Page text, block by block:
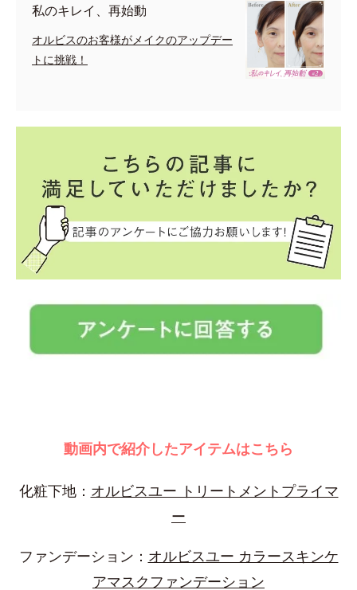
私のキレイ、再始動
オルビスのお客様がメイクのアップデー
トに挑戦！
動画内で紹介したアイテムはこちら
化粧下地： オルビスユー トリートメントプライマ
ー
ファンデーション： オルビスユー カラースキンケ
アマスクファンデーション